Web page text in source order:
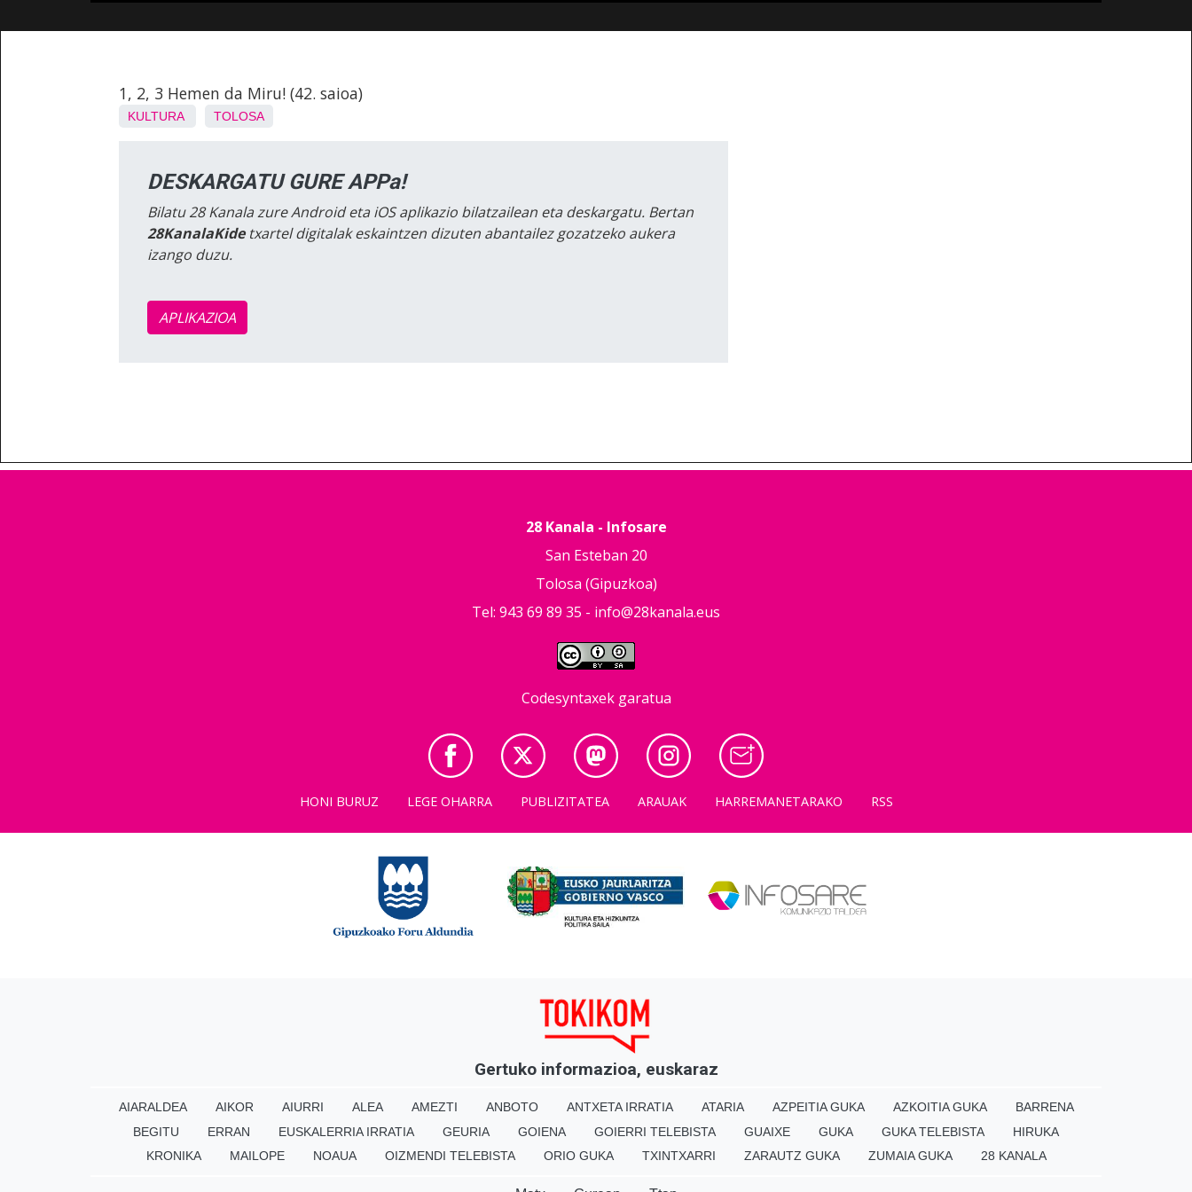
1, 2, 3 Hemen da Miru! (42. saioa)
KULTURA TOLOSA
DESKARGATU GURE APPa!
Bilatu 28 Kanala zure Android eta iOS aplikazio bilatzailean eta deskargatu. Bertan
28KanalaKidetxartel digitalak eskaintzen dizuten abantailez gozatzeko aukera
izango duzu.
APLIKAZIOA
28 Kanala - Infosare
San Esteban 20
Tolosa (Gipuzkoa)
Tel: 943 69 89 35 - info@28kanala.eus
Codesyntaxek garatua
HONI BURUZ LEGE OHARRA PUBLIZITATEA ARAUAK HARREMANETARAKO RSS
Gertuko informazioa, euskaraz
AIARALDEA AIKOR AIURRI ALEA AMEZTI ANBOTO ANTXETA IRRATIA ATARIA AZPEITIA GUKA AZKOITIA GUKA
BARRENA
BEGITU
ERRAN EUSKALERRIA IRRATIA GEURIA GOIENA GOIERRI TELEBISTA GUAIXE GUKA GUKA TELEBISTA
HIRUKA
KRONIKA
MAILOPE NOAUA OIZMENDI TELEBISTA ORIO GUKA TXINTXARRI ZARAUTZ GUKA ZUMAIA GUKA 28 KANALA